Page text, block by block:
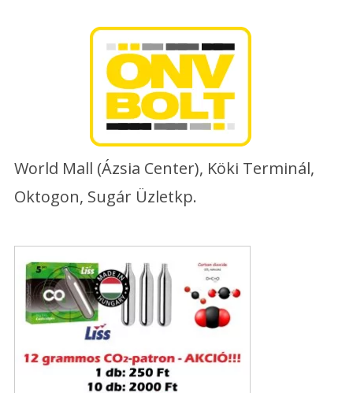
World Mall (Ázsia Center), Köki Terminál,
Oktogon, Sugár Üzletkp.